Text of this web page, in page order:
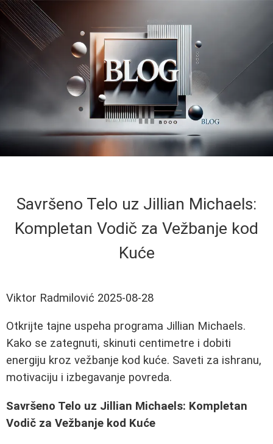
Savršeno Telo uz Jillian Michaels:
Kompletan Vodič za Vežbanje kod
Kuće
Viktor Radmilović 2025-08-28
Otkrijte tajne uspeha programa Jillian Michaels.
Kako se zategnuti, skinuti centimetre i dobiti
energiju kroz vežbanje kod kuće. Saveti za ishranu,
motivaciju i izbegavanje povreda.
Savršeno Telo uz Jillian Michaels: Kompletan
Vodič za Vežbanje kod Kuće